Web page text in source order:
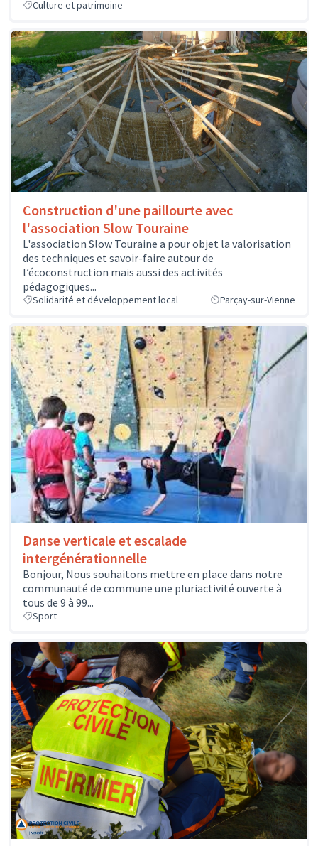
Culture et patrimoine
Construction d'une paillourte avec
l'association Slow Touraine
L'association Slow Touraine a pour objet la valorisation
des techniques et savoir-faire autour de
l’écoconstruction mais aussi des activités
pédagogiques...
Solidarité et développement local Parçay-sur-Vienne
Danse verticale et escalade
intergénérationnelle
Bonjour, Nous souhaitons mettre en place dans notre
communauté de commune une pluriactivité ouverte à
tous de 9 à 99...
Sport